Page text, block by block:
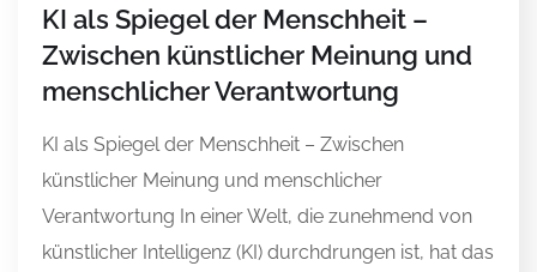
KI als Spiegel der Menschheit –
Zwischen künstlicher Meinung und
menschlicher Verantwortung
KI als Spiegel der Menschheit – Zwischen
künstlicher Meinung und menschlicher
Verantwortung In einer Welt, die zunehmend von
künstlicher Intelligenz (KI) durchdrungen ist, hat das